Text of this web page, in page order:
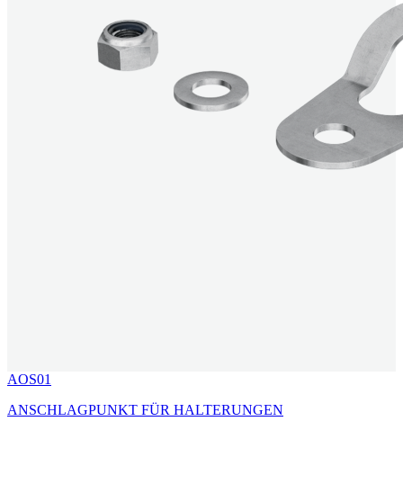
AOS01
ANSCHLAGPUNKT FÜR HALTERUNGEN